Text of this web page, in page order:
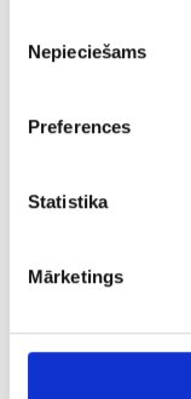
izvēle
Nepieciešams
Preferences
Statistika
Mārketings